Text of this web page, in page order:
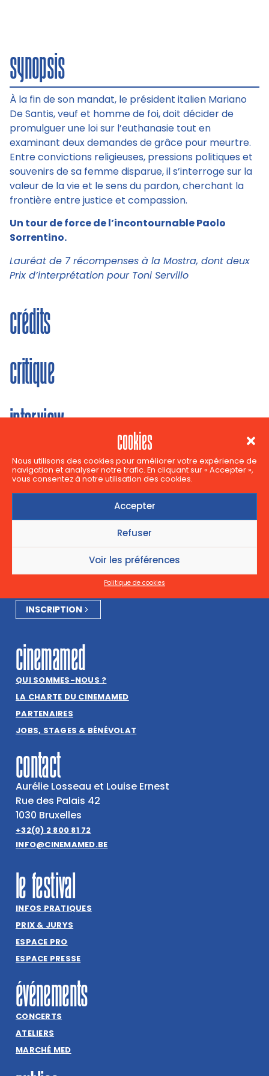
cookies
Nous utilisons des cookies pour améliorer votre expérience de
navigation et analyser notre trafic. En cliquant sur « Accepter »,
vous consentez à notre utilisation des cookies.
Accepter
Refuser
Voir les préférences
Politique de cookies
synopsis
crédits
critique
interview
À la fin de son mandat, le président italien Mariano
De Santis, veuf et homme de foi, doit décider de
promulguer une loi sur l’euthanasie tout en
examinant deux demandes de grâce pour meurtre.
Entre convictions religieuses, pressions politiques et
souvenirs de sa femme disparue, il s’interroge sur la
valeur de la vie et le sens du pardon, cherchant la
frontière entre justice et compassion.
Un tour de force de l’incontournable Paolo
Sorrentino.
Lauréat de 7 récompenses à la Mostra, dont deux
Prix d’interprétation pour Toni Servillo
suivez-nous sur
Inscrivez-vous pour ne rien manquer de l’actualité
INSCRIPTION
cinemamed
QUI SOMMES-NOUS ?
LA CHARTE DU CINEMAMED
PARTENAIRES
JOBS, STAGES & BÉNÉVOLAT
contact
Aurélie Losseau et Louise Ernest
Rue des Palais 42
1030 Bruxelles
+32(0) 2 800 81 72
INFO@CINEMAMED.BE
le festival
INFOS PRATIQUES
PRIX & JURYS
ESPACE PRO
ESPACE PRESSE
événements
CONCERTS
ATELIERS
MARCHÉ MED